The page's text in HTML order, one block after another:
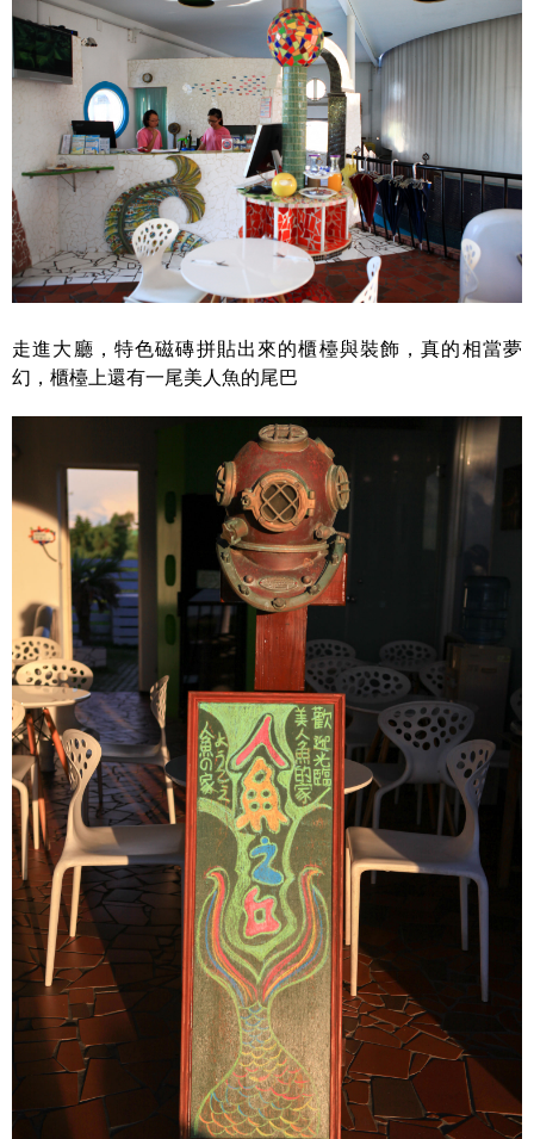
走進大廳，特色磁磚拼貼出來的櫃檯與裝飾，真的相當夢
幻，櫃檯上還有一尾美人魚的尾巴